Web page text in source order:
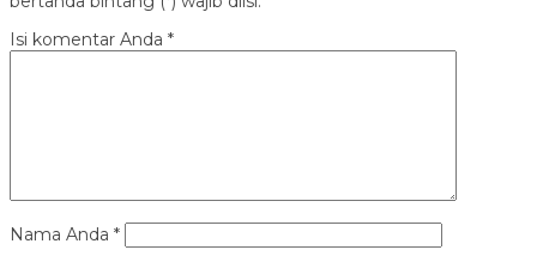
Isi komentar Anda *
Nama Anda *